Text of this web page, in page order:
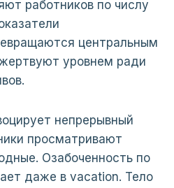
работников по числу
центральным
уровнем ради
непрерывный
просматривают
Озабоченность по
даже в vacation. Тело